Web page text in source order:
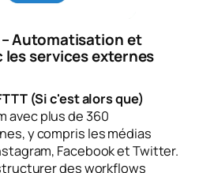
– Automatisation et
services externes
(Si c'est alors que)
avec plus de 360
y compris les médias
Facebook et Twitter.
des workflows